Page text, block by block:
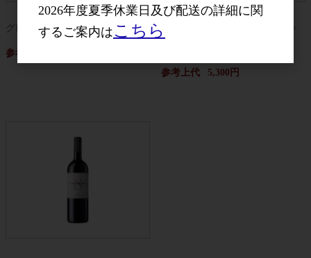
グレンドーワン 40°
参考上代
シャルトロン・エ・トレビュッ
参考上代 5,300円
2026年度夏季休業日及び配送の詳細に関
するご案内はこちら